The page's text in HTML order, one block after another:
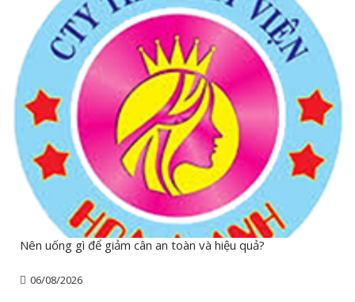
Nên uống gì để giảm cân an toàn và hiệu quả?
06/08/2026